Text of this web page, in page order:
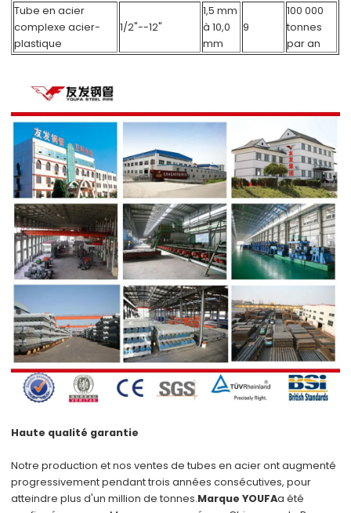
Tube en acier
complexe acier-
plastique
1/2"--12"
1,5 mm
à 10,0
mm
9
100 000
tonnes
par an
Haute qualité garantie
Notre production et nos ventes de tubes en acier ont augmenté
progressivement pendant trois années consécutives, pour
atteindre plus d'un million de tonnes.Marque YOUFAa été